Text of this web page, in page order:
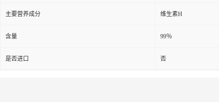
主要营养成分 维生素H
含量 99％
是否进口 否